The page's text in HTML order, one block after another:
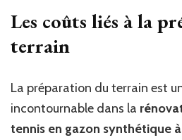
Les coûts liés à la
terrain
La préparation du terrain est
incontournable dans la
tennis en gazon synthétique